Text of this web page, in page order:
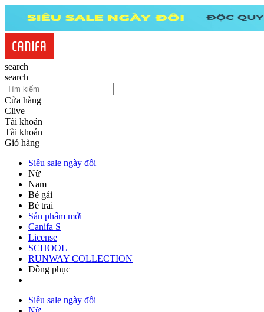
search
search
Cửa hàng
Clive
Tài khoản
Tài khoản
Giỏ hàng
Siêu sale ngày đôi
Nữ
Nam
Bé gái
Bé trai
Sản phẩm mới
Canifa S
License
SCHOOL
RUNWAY COLLECTION
Đồng phục
Siêu sale ngày đôi